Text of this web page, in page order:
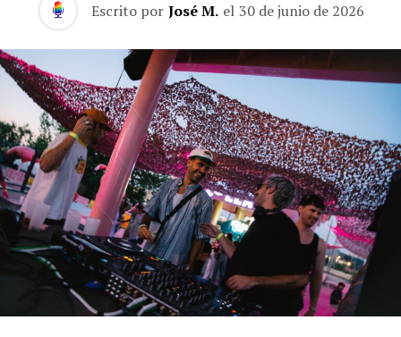
Escrito por José M. el 30 de junio de 2026